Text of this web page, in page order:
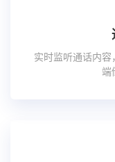
实时监听通话内
端